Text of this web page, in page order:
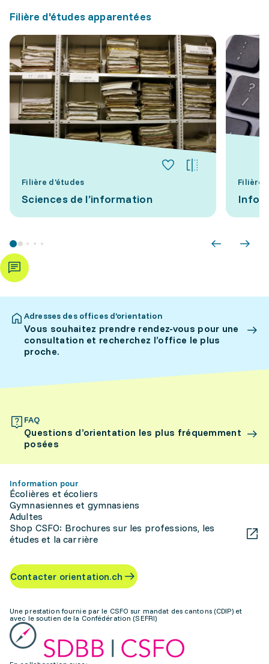
Filière d'études apparentées
Filière d'études
Sciences de l’information
Filière
Adresses des offices d’orientation
Vous souhaitez prendre rendez-vous pour une
consultation et recherchez l’office le plus
proche.
FAQ
Questions d’orientation les plus fréquemment
posées
Information pour
Écolières et écoliers
Gymnasiennes et gymnasiens
Adultes
Shop CSFO: Brochures sur les professions, les
études et la carrière
Contacter orientation.ch
Une prestation fournie par le CSFO sur mandat des cantons (CDIP) et
avec le soutien de la Confédération (SEFRI)